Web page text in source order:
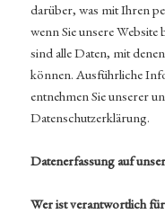
darüber, was mit Ihren
wenn Sie unsere
sind alle Daten, mit
können. Ausführliche
entnehmen Sie unserer
Datenschutzerklärung.
Datenerfassung auf
Wer ist verantwortlich